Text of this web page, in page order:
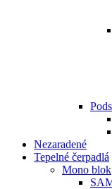
Nezaradené
Tepelné čerpadlá
Mono blok